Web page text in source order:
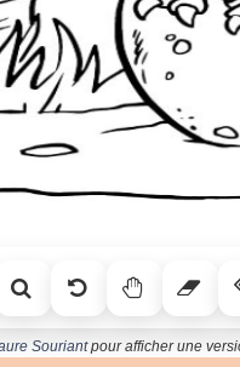
Souriantpour afficher une